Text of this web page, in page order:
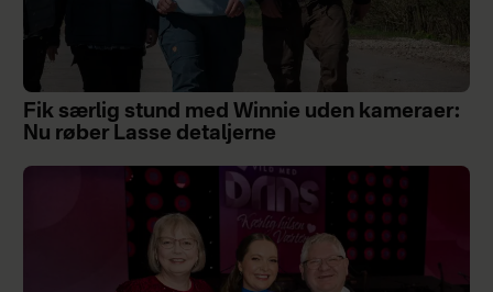
Fik særlig stund med Winnie uden kameraer:
Nu røber Lasse detaljerne